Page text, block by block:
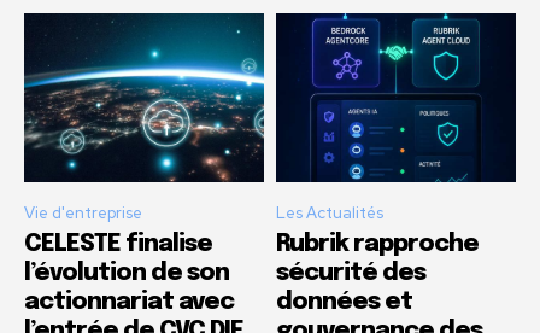
Vie d'entreprise
CELESTE finalise
l’évolution de son
actionnariat avec
Les Actualités
Rubrik rapproche
sécurité des
données et